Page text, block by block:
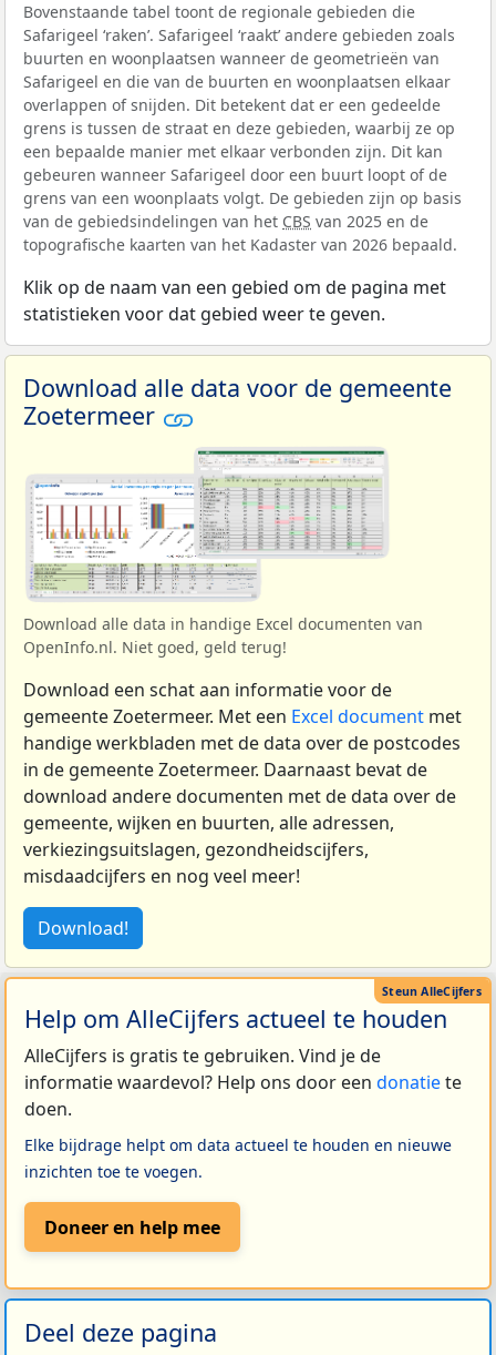
Bovenstaande tabel toont de regionale gebieden die
Safarigeel ‘raken’. Safarigeel ‘raakt’ andere gebieden zoals
buurten en woonplaatsen wanneer de geometrieën van
Safarigeel en die van de buurten en woonplaatsen elkaar
overlappen of snijden. Dit betekent dat er een gedeelde
grens is tussen de straat en deze gebieden, waarbij ze op
een bepaalde manier met elkaar verbonden zijn. Dit kan
gebeuren wanneer Safarigeel door een buurt loopt of de
grens van een woonplaats volgt. De gebieden zijn op basis
van de gebiedsindelingen van het CBS van 2025 en de
topografische kaarten van het Kadaster van 2026 bepaald.
Klik op de naam van een gebied om de pagina met
statistieken voor dat gebied weer te geven.
Download alle data voor de gemeente
Zoetermeer
Download alle data in handige Excel documenten van
OpenInfo.nl. Niet goed, geld terug!
Download een schat aan informatie voor de
gemeente Zoetermeer. Met een Excel document met
handige werkbladen met de data over de postcodes
in de gemeente Zoetermeer. Daarnaast bevat de
download andere documenten met de data over de
gemeente, wijken en buurten, alle adressen,
verkiezingsuitslagen, gezondheidscijfers,
misdaadcijfers en nog veel meer!
Download!
Help om AlleCijfers actueel te houden
AlleCijfers is gratis te gebruiken. Vind je de
informatie waardevol? Help ons door een donatiete
doen.
Elke bijdrage helpt om data actueel te houden en nieuwe
inzichten toe te voegen.
Doneer en help mee
Deel deze pagina